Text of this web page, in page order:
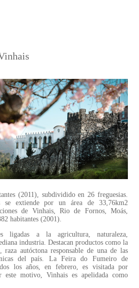
(2011), subdividido en 26 freguesias.
se extiende por un área de 33,76km2
de Vinhais, Rio de Fornos, Moás,
habitantes (2001).
ligadas a la agricultura, naturaleza,
industria. Destacan productos como la
autóctona responsable de una de las
del país. La Feira do Fumeiro de
los años, en febrero, es visitada por
este motivo, Vinhais es apelidada como